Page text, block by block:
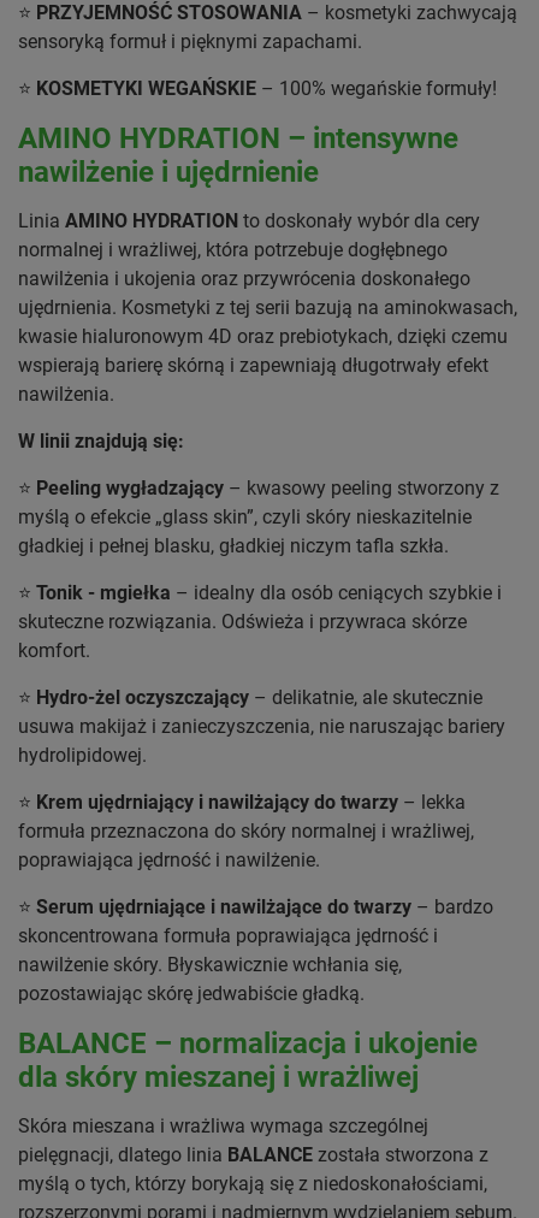
⭐ PRZYJEMNOŚĆ STOSOWANIA – kosmetyki zachwycają
sensoryką formuł i pięknymi zapachami.
⭐ KOSMETYKI WEGAŃSKIE – 100% wegańskie formuły!
AMINO HYDRATION – intensywne
nawilżenie i ujędrnienie
Linia AMINO HYDRATION to doskonały wybór dla cery
normalnej i wrażliwej, która potrzebuje dogłębnego
nawilżenia i ukojenia oraz przywrócenia doskonałego
ujędrnienia. Kosmetyki z tej serii bazują na aminokwasach,
kwasie hialuronowym 4D oraz prebiotykach, dzięki czemu
wspierają barierę skórną i zapewniają długotrwały efekt
nawilżenia.
W linii znajdują się:
⭐ Peeling wygładzający – kwasowy peeling stworzony z
myślą o efekcie „glass skin”, czyli skóry nieskazitelnie
gładkiej i pełnej blasku, gładkiej niczym tafla szkła.
⭐ Tonik - mgiełka – idealny dla osób ceniących szybkie i
skuteczne rozwiązania. Odświeża i przywraca skórze
komfort.
⭐ Hydro-żel oczyszczający – delikatnie, ale skutecznie
usuwa makijaż i zanieczyszczenia, nie naruszając bariery
hydrolipidowej.
⭐ Krem ujędrniający i nawilżający do twarzy – lekka
formuła przeznaczona do skóry normalnej i wrażliwej,
poprawiająca jędrność i nawilżenie.
⭐ Serum ujędrniające i nawilżające do twarzy – bardzo
skoncentrowana formuła poprawiająca jędrność i
nawilżenie skóry. Błyskawicznie wchłania się,
pozostawiając skórę jedwabiście gładką.
BALANCE – normalizacja i ukojenie
dla skóry mieszanej i wrażliwej
Skóra mieszana i wrażliwa wymaga szczególnej
pielęgnacji, dlatego linia BALANCE została stworzona z
myślą o tych, którzy borykają się z niedoskonałościami,
rozszerzonymi porami i nadmiernym wydzielaniem sebum.